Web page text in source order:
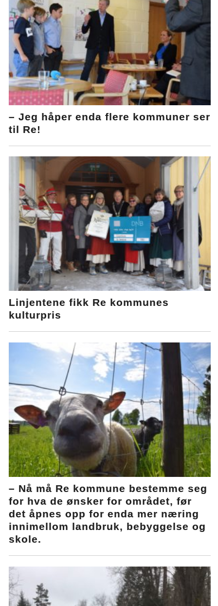
– Jeg håper enda flere kommuner ser
til Re!
Linjentene fikk Re kommunes
kulturpris
– Nå må Re kommune bestemme seg
for hva de ønsker for området, før
det åpnes opp for enda mer næring
innimellom landbruk, bebyggelse og
skole.